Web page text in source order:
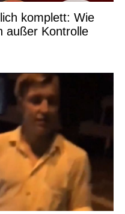
komplett: Wie
außer Kontrolle